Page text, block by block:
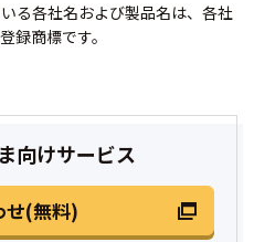
る各社名および製品名は、各社
録商標です。
向けサービス
せ(無料)